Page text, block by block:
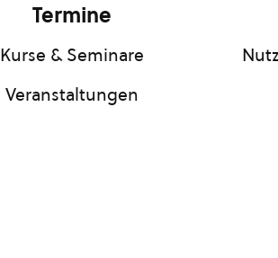
Termine
Kurse & Seminare
Veranstaltungen